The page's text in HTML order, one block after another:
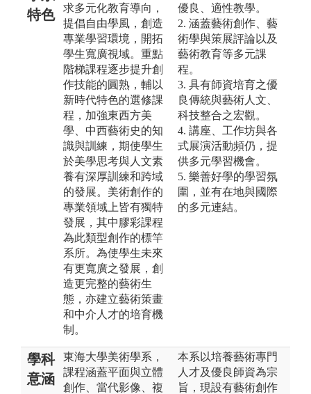
特色
求多元化教育導向，
提倡自由學風，創造
專業學習環境，開拓
學生寬廣視域。重點
階梯課程逐步提升創
作技能的圓熟，輔以
新時代特色的選修課
程，加強東西方美
學、中西藝術史的知
識與訓練，期使學生
於美學思考與人文素
養有深厚訓練和跨域
的發展。美術創作的
專業領域上皆有獨特
發展，其中膠彩課程
為此類型創作的標竿
系所。為使學生未來
有更寬廣之發展，創
造更完整的藝術生
態，亦建立藝術策畫
和中介人才的培育機
制。
優良、適性教學。
2. 涵蓋藝術創作、藝
術學與策展評論以及
藝術教育等多元課
程。
3. 具有師資培育之優
良傳統與藝術人文、
科技整合之宏觀。
4. 講座、工作坊與各
式展演活動頻仍，提
供多元學習機會。
5. 樂善好學的學習氛
圍，並有在地與國際
的多元連結。
學科
意涵
東海大學美術學系，
課程涵蓋平面與立體
創作、當代影像、複
本系以培養藝術專門
人才及優良師資為宗
旨，現設有藝術創作